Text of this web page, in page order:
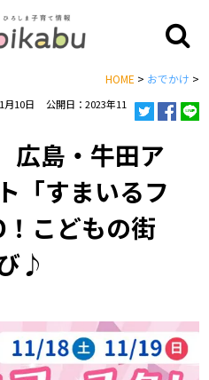
HOME > おでかけ >
月10日
公開日：2023年11
広島・牛田ア
「すまいるフ
こどもの街
♪